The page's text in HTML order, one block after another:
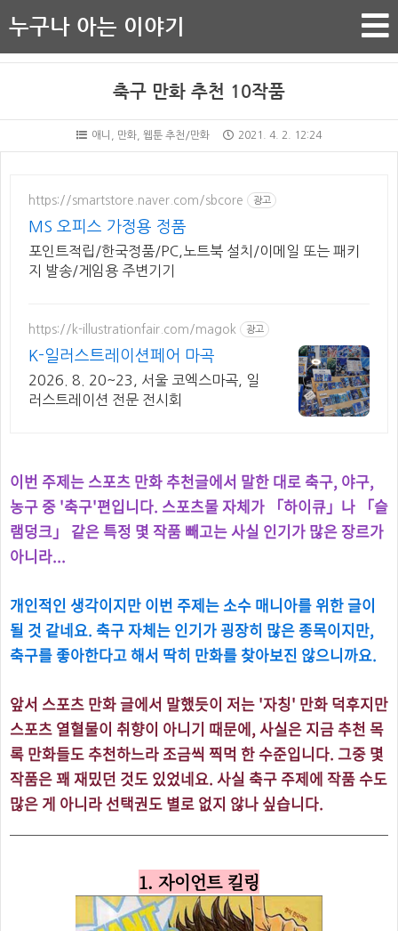
누구나 아는 이야기
축구 만화 추천 10작품
애니, 만화, 웹툰 추천/만화 2021. 4. 2. 12:24
https://smartstore.naver.com/sbcore 광고
MS 오피스 가정용 정품
포인트적립/한국정품/PC,노트북 설치/이메일 또는 패키
지 발송/게임용 주변기기
https://k-illustrationfair.com/magok 광고
K-일러스트레이션페어 마곡
2026. 8. 20~23, 서울 코엑스마곡, 일
러스트레이션 전문 전시회
이번 주제는 스포츠 만화 추천글에서 말한 대로 축구, 야구,
농구 중 '축구'편입니다. 스포츠물 자체가 「하이큐」나 「슬
램덩크」 같은 특정 몇 작품 빼고는 사실 인기가 많은 장르가
아니라...
개인적인 생각이지만 이번 주제는 소수 매니아를 위한 글이
될 것 같네요. 축구 자체는 인기가 굉장히 많은 종목이지만,
축구를 좋아한다고 해서 딱히 만화를 찾아보진 않으니까요.
앞서 스포츠 만화 글에서 말했듯이 저는 '자칭' 만화 덕후지만
스포츠 열혈물이 취향이 아니기 때문에, 사실은 지금 추천 목
록 만화들도 추천하느라 조금씩 찍먹 한 수준입니다. 그중 몇
작품은 꽤 재밌던 것도 있었네요. 사실 축구 주제에 작품 수도
많은 게 아니라 선택권도 별로 없지 않나 싶습니다.
1. 자이언트 킬링